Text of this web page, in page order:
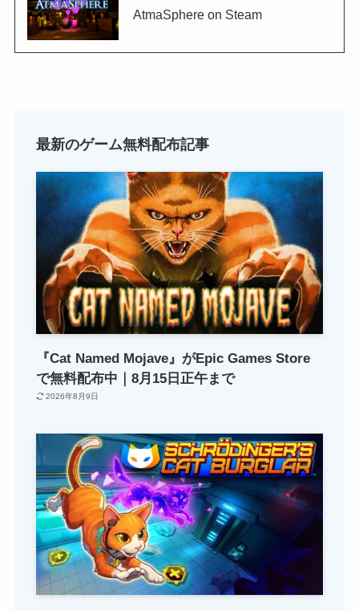
AtmaSphere on Steam
最新のゲーム無料配布記事
『Cat Named Mojave』がEpic Games Store
で無料配布中｜8月15日正午まで
2026年8月9日